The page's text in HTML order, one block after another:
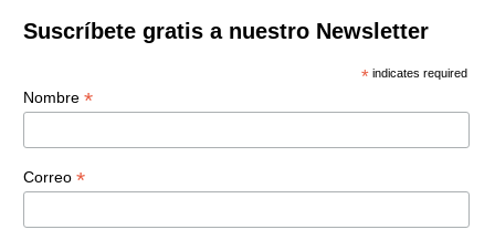
Suscríbete gratis a nuestro Newsletter
* indicates required
Nombre *
Correo *